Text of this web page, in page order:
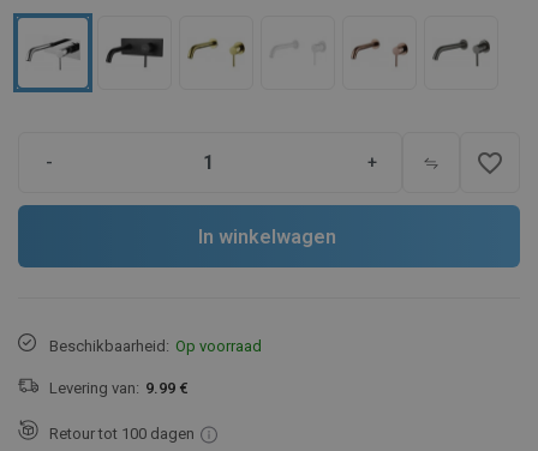
- + favorite_border
In winkelwagen
Beschikbaarheid: Op voorraad
Levering van: 9.99 €
Retour tot 100 dagen